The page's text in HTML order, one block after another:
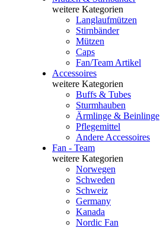
weitere Kategorien
Langlaufmützen
Stirnbänder
Mützen
Caps
Fan/Team Artikel
Accessoires
weitere Kategorien
Buffs & Tubes
Sturmhauben
Ärmlinge & Beinlinge
Pflegemittel
Andere Accessoires
Fan - Team
weitere Kategorien
Norwegen
Schweden
Schweiz
Germany
Kanada
Nordic Fan